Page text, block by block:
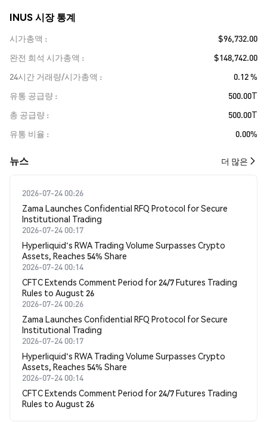
INUS 시장 통계
시가총액
$96,732.00
완전 희석 시가총액
$148,742.00
24시간 거래량/시가총액
0.12 %
유통 공급량
500.00T
총 공급량
500.00T
유통 비율
0.00%
뉴스 더 많은
2026-07-24 00:26
Zama Launches Confidential RFQ Protocol for Secure
Institutional Trading
2026-07-24 00:17
Hyperliquid's RWA Trading Volume Surpasses Crypto
Assets, Reaches 54% Share
2026-07-24 00:14
CFTC Extends Comment Period for 24/7 Futures Trading
Rules to August 26
2026-07-24 00:26
Zama Launches Confidential RFQ Protocol for Secure
Institutional Trading
2026-07-24 00:17
Hyperliquid's RWA Trading Volume Surpasses Crypto
Assets, Reaches 54% Share
2026-07-24 00:14
CFTC Extends Comment Period for 24/7 Futures Trading
Rules to August 26